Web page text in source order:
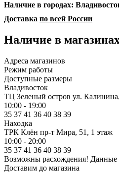
Наличие в городах:
Доставка по всей России
Наличие в
Адреса магазинов
Режим работы
Доступные размеры
Владивосток
ТЦ Зеленый остров ул.
10:00 - 19:00
35 37 41 36 40 38 39
Находка
ТРК Клён пр-т Мира, 51, 1 этаж
10:00 - 20:00
35 37 41 36 40 38 39
Возможны расхождения! Данные
Доставим до магазина